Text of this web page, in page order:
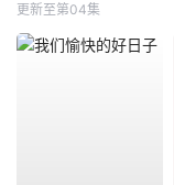
更新至第04集